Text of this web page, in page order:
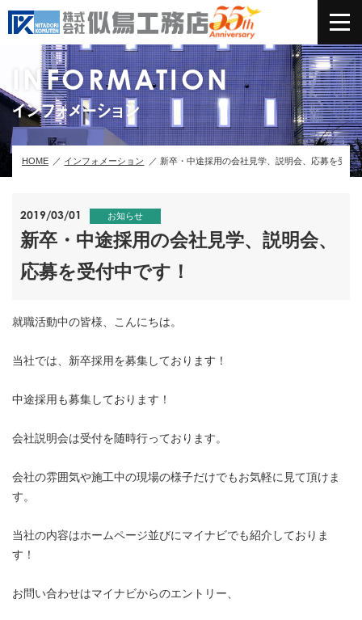
INFORMATION
インフォメーション
HOME インフォメーション 新卒・中途採用の会社見学、説明会、応募を受付
2019/03/01 お知らせ
新卒・中途採用の会社見学、説明会、
応募を受付中です！
就職活動中の皆様、こんにちは。
当社では、新卒採用を募集しております！
中途採用も募集しております！
会社説明会は受付を随時行っております。
会社の雰囲気や施工中の現場の様子だけでもお気軽に見て頂けま
す。
当社の内容はホームページ並びにマイナビでも紹介しておりま
す！
お問い合わせはマイナビからのエントリー、